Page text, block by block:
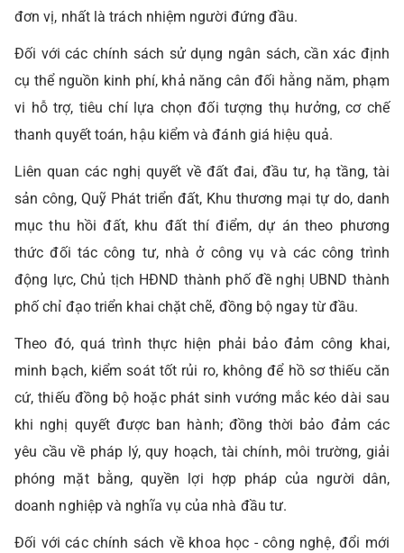
đơn vị, nhất là trách nhiệm người đứng đầu.
Đối với các chính sách sử dụng ngân sách, cần xác định
cụ thể nguồn kinh phí, khả năng cân đối hằng năm, phạm
vi hỗ trợ, tiêu chí lựa chọn đối tượng thụ hưởng, cơ chế
thanh quyết toán, hậu kiểm và đánh giá hiệu quả.
Liên quan các nghị quyết về đất đai, đầu tư, hạ tầng, tài
sản công, Quỹ Phát triển đất, Khu thương mại tự do, danh
mục thu hồi đất, khu đất thí điểm, dự án theo phương
thức đối tác công tư, nhà ở công vụ và các công trình
động lực, Chủ tịch HĐND thành phố đề nghị UBND thành
phố chỉ đạo triển khai chặt chẽ, đồng bộ ngay từ đầu.
Theo đó, quá trình thực hiện phải bảo đảm công khai,
minh bạch, kiểm soát tốt rủi ro, không để hồ sơ thiếu căn
cứ, thiếu đồng bộ hoặc phát sinh vướng mắc kéo dài sau
khi nghị quyết được ban hành; đồng thời bảo đảm các
yêu cầu về pháp lý, quy hoạch, tài chính, môi trường, giải
phóng mặt bằng, quyền lợi hợp pháp của người dân,
doanh nghiệp và nghĩa vụ của nhà đầu tư.
Đối với các chính sách về khoa học - công nghệ, đổi mới